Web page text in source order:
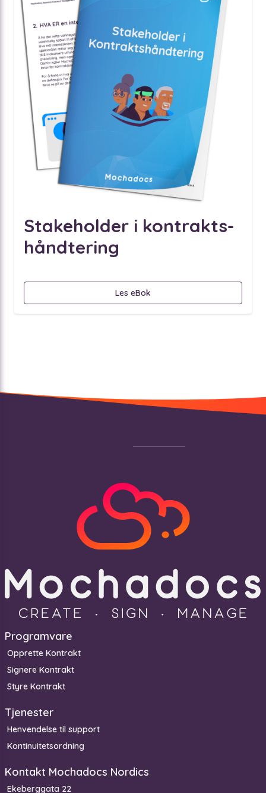
Stakeholder i kontrakts-
håndtering
Les eBok
Programvare
Opprette Kontrakt
Signere Kontrakt
Styre Kontrakt
Tjenester
Henvendelse til support
Kontinuitetsordning
Kontakt Mochadocs Nordics
Ekeberggata 22